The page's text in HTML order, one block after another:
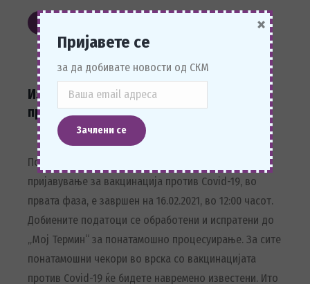
Известување во врска со вакцинација
против Covid-19
Почитувани, Ве известуваме дека рокот за
пријавување за вакцинација против Covid-19, во
првата фаза, е завршен на 16.02.2021, во 12:00 часот.
Добиените податоци се обработени и испратени до
„Мој Термин“ за понатамошно процесуирање. За сите
понатамошни чекори во врска со вакцинацијата
против Covid-19 ќе бидете навремено известени. Ито
Пријавете се
за да добивате новости од СКМ
×